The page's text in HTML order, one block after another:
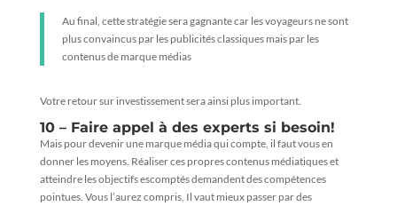
Au final, cette stratégie sera gagnante car les voyageurs ne sont
plus convaincus par les publicités classiques mais par les
contenus de marque médias
Votre retour sur investissement sera ainsi plus important.
10 – Faire appel à des experts si besoin!
Mais pour devenir une marque média qui compte, il faut vous en
donner les moyens. Réaliser ces propres contenus médiatiques et
atteindre les objectifs escomptés demandent des compétences
pointues. Vous l’aurez compris, Il vaut mieux passer par des